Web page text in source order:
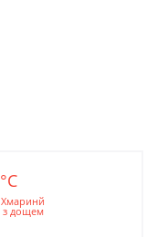
°C
Хмаринй
з дощем